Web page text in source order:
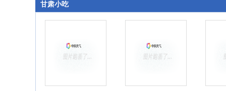
甘肃小吃